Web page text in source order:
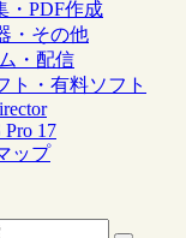
・PDF作成
・その他
・配信
ト・有料ソフト
17
ップ